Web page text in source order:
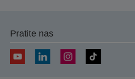
Pratite nas